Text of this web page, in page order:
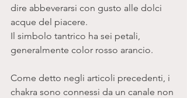
dire abbeverarsi con gusto alle dolci
acque del piacere.
Il simbolo tantrico ha sei petali,
generalmente color rosso arancio.
Come detto negli articoli precedenti, i
chakra sono connessi da un canale non